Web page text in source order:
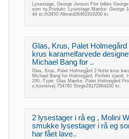
Lysestage, George Jensen Flot tidløs
som ny.Produkt: Lysestage Mærke: George
44 st.th3450 Allerød26461919200 kr.
Glas, Krus, Palet Holmegård
krus karamelfarvede
Michael Bang for ..
Glas, Krus, Palet Holmegård 2 flotte krus
Michael Bang for Holmegård. Perfekt stand.
200,-Type: Glas Mærke: Palet Holmegård
o.kostervej 754780 Stege29172964200 kr.
2 lysestager i rå eg , Molini
smukke lysestager i rå eg
har fået lave..